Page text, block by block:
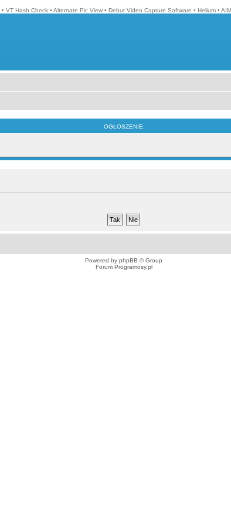
• VT Hash Check • Alternate Pic View • Debut Video Capture Software • Helium •
OGŁOSZENIE:
Powered by phpBB © Group
Forum Programosy.pl